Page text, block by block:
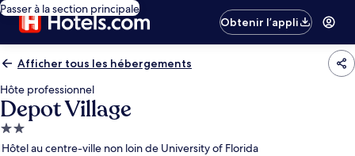
Passer à la section principale
Obtenir l’appli
Afficher tous les hébergements
Hôte professionnel
Depot Village
Hébergement
2.0 étoiles
Hôtel au centre-ville non loin de University of Florida